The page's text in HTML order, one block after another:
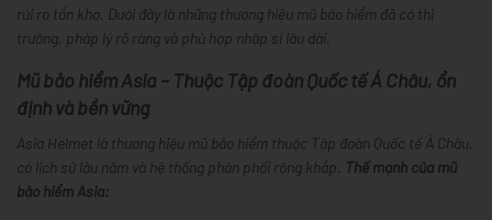
rủi ro tồn kho. Dưới đây là những thương hiệu mũ bảo hiểm đã có thị
trường, pháp lý rõ ràng và phù hợp nhập sỉ lâu dài.
Mũ bảo hiểm Asia – Thuộc Tập đoàn Quốc tế Á Châu, ổn
định và bền vững
Asia Helmet là thương hiệu mũ bảo hiểm thuộc Tập đoàn Quốc tế Á Châu,
có lịch sử lâu năm và hệ thống phân phối rộng khắp. Thế mạnh của mũ
bảo hiểm Asia: